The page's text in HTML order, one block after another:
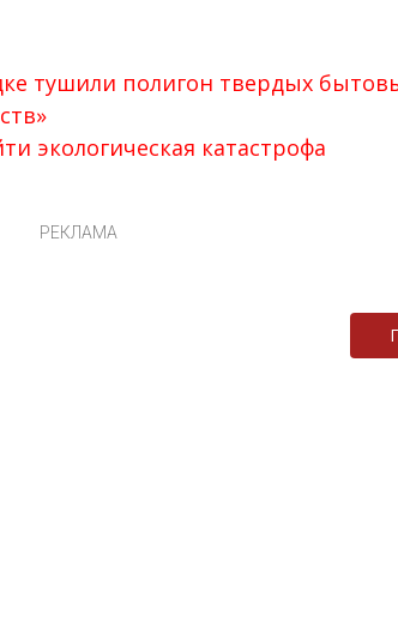
тушили полигон твердых
экологическая катастрофа
РЕКЛАМА